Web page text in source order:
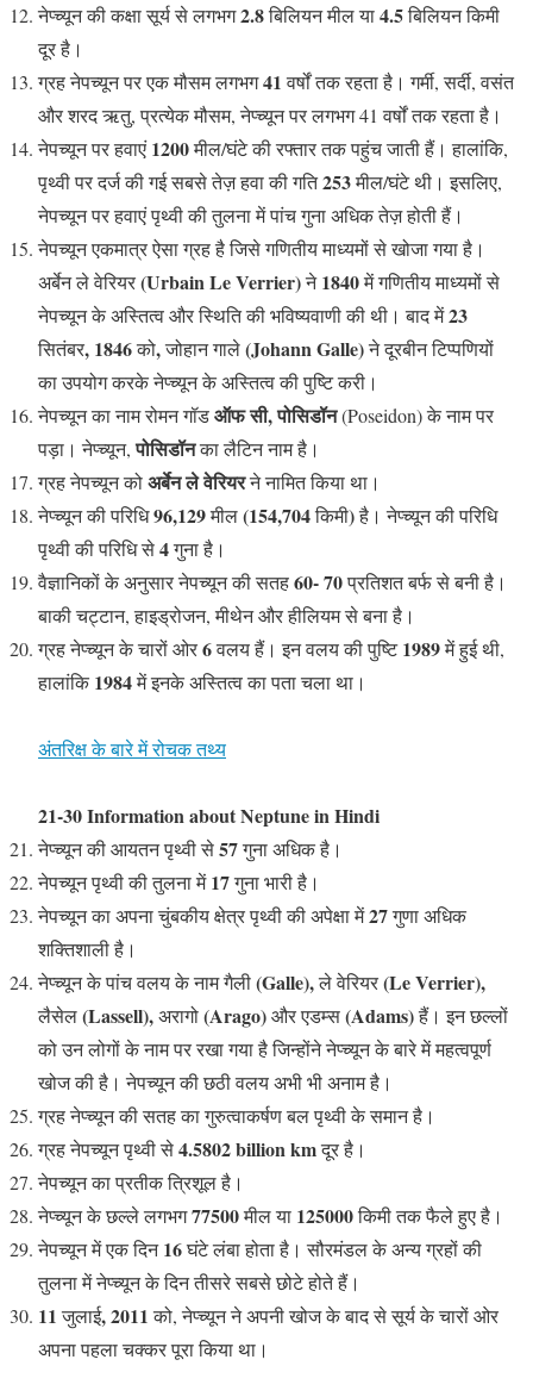
नेप्च्यून की कक्षा सूर्य से लगभग2.8बिलियन मील या4.5बिलियन किमी
दूर है।
ग्रह नेपच्यून पर एक मौसम लगभग41वर्षों तक रहता है। गर्मी, सर्दी, वसंत
और शरद ऋतु, प्रत्येक मौसम, नेप्च्यून पर लगभग 41 वर्षों तक रहता है।
नेपच्यून पर हवाएं1200मील/घंटे की रफ्तार तक पहुंच जाती हैं। हालांकि,
पृथ्वी पर दर्ज की गई सबसे तेज़ हवा की गति253मील/घंटे थी। इसलिए,
नेपच्यून पर हवाएं पृथ्वी की तुलना में पांच गुना अधिक तेज़ होती हैं।
नेपच्यून एकमात्र ऐसा ग्रह है जिसे गणितीय माध्यमों से खोजा गया है।
अर्बेन ले वेरियर(Urbain Le Verrier)ने1840में गणितीय माध्यमों से
नेपच्यून के अस्तित्व और स्थिति की भविष्यवाणी की थी। बाद में23
सितंबर, 1846को,जोहान गाले(Johann Galle)ने दूरबीन टिप्पणियों
का उपयोग करके नेप्च्यून के अस्तित्व की पुष्टि करी।
नेपच्यून का नाम रोमन गॉडऑफ सी, पोसिडॉन(Poseidon) के नाम पर
पड़ा। नेप्च्यून,पोसिडॉनका लैटिन नाम है।
ग्रह नेपच्यून कोअर्बेन ले वेरियरने नामित किया था।
नेप्च्यून की परिधि96,129मील(154,704किमी)है। नेप्च्यून की परिधि
पृथ्वी की परिधि से4गुना है।
वैज्ञानिकों के अनुसार नेपच्यून की सतह60- 70प्रतिशत बर्फ से बनी है।
बाकी चट्टान, हाइड्रोजन, मीथेन और हीलियम से बना है।
ग्रह नेप्च्यून के चारों ओर6वलय हैं। इन वलय की पुष्टि1989में हुई थी,
हालांकि 1984में इनके अस्तित्व का पता चला था।
अंतरिक्ष के बारे में रोचक तथ्य
21-30 Information about Neptune in Hindi
नेप्च्यून की आयतन पृथ्वी से57गुना अधिक है।
नेपच्यून पृथ्वी की तुलना में17गुना भारी है।
नेपच्यून का अपना चुंबकीय क्षेत्र पृथ्वी की अपेक्षा में27गुणा अधिक
शक्तिशाली है।
नेप्च्यून के पांच वलय के नाम गैली(Galle),ले वेरियर(Le Verrier),
लैसेल(Lassell),अरागो(Arago)और एडम्स(Adams)हैं। इन छल्लों
को उन लोगों के नाम पर रखा गया है जिन्होंने नेप्च्यून के बारे में महत्वपूर्ण
खोज की है। नेपच्यून की छठी वलय अभी भी अनाम है।
ग्रह नेप्च्यून की सतह का गुरुत्वाकर्षण बल पृथ्वी के समान है।
ग्रह नेपच्यून पृथ्वी से4.5802 billion kmदूर है।
नेपच्यून का प्रतीक त्रिशूल है।
नेप्च्यून के छल्ले लगभग77500मील या 125000किमी तक फैले हुए है।
नेपच्यून में एक दिन16घंटे लंबा होता है। सौरमंडल के अन्य ग्रहों की
तुलना में नेप्च्यून के दिन तीसरे सबसे छोटे होते हैं।
11जुलाई, 2011को, नेप्च्यून ने अपनी खोज के बाद से सूर्य के चारों ओर
अपना पहला चक्कर पूरा किया था।